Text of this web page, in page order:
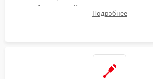
хрупкой матрицы. Восстановление
прошивка микросхем памяти
Подробнее